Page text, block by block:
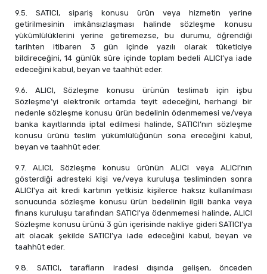
9.5. SATICI, sipariş konusu ürün veya hizmetin yerine
getirilmesinin imkânsızlaşması halinde sözleşme konusu
yükümlülüklerini yerine getiremezse, bu durumu, öğrendiği
tarihten itibaren 3 gün içinde yazılı olarak tüketiciye
bildireceğini, 14 günlük süre içinde toplam bedeli ALICI’ya iade
edeceğini kabul, beyan ve taahhüt eder.
9.6. ALICI, Sözleşme konusu ürünün teslimatı için işbu
Sözleşme’yi elektronik ortamda teyit edeceğini, herhangi bir
nedenle sözleşme konusu ürün bedelinin ödenmemesi ve/veya
banka kayıtlarında iptal edilmesi halinde, SATICI’nın sözleşme
konusu ürünü teslim yükümlülüğünün sona ereceğini kabul,
beyan ve taahhüt eder.
9.7. ALICI, Sözleşme konusu ürünün ALICI veya ALICI’nın
gösterdiği adresteki kişi ve/veya kuruluşa tesliminden sonra
ALICI'ya ait kredi kartının yetkisiz kişilerce haksız kullanılması
sonucunda sözleşme konusu ürün bedelinin ilgili banka veya
finans kuruluşu tarafından SATICI'ya ödenmemesi halinde, ALICI
Sözleşme konusu ürünü 3 gün içerisinde nakliye gideri SATICI’ya
ait olacak şekilde SATICI’ya iade edeceğini kabul, beyan ve
taahhüt eder.
9.8. SATICI, tarafların iradesi dışında gelişen, önceden